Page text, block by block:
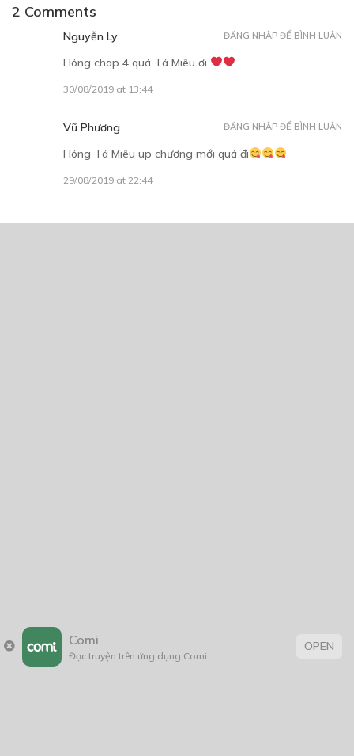
2 Comments
Nguyễn Ly
Hóng chap 4 quá Tá Miêu ơi
30/08/2019 at 13:44
ĐĂNG NHẬP ĐỂ BÌNH LUẬN
Vũ Phương
Hóng Tá Miêu up chương mới quá đi
29/08/2019 at 22:44
ĐĂNG NHẬP ĐỂ BÌNH LUẬN
Comi
Đọc truyện trên ứng dụng Comi
OPEN